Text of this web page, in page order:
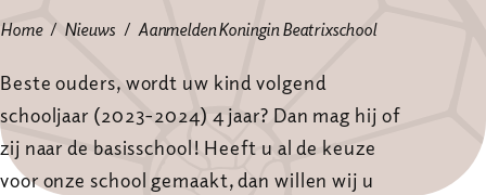
Home Nieuws Aanmelden Koningin Beatrixschool
Beste ouders, wordt uw kind volgend
schooljaar (2023-2024) 4 jaar? Dan mag hij of
zij naar de basisschool! Heeft u al de keuze
voor onze school gemaakt, dan willen wij u